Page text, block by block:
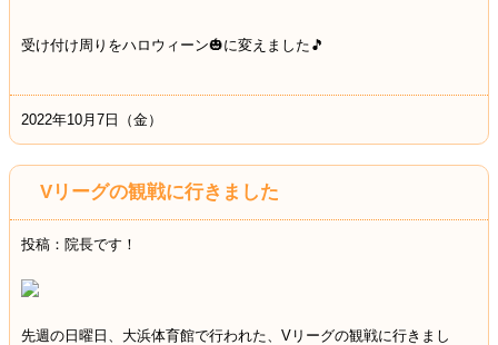
受け付け周りをハロウィーン🎃に変えました🎵
2022年10月7日（金）
Vリーグの観戦に行きました
投稿：院長です！
先週の日曜日、大浜体育館で行われた、Vリーグの観戦に行きまし